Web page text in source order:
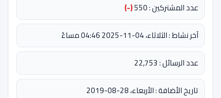
عدد المشتركين : 550
(-)
آخر نشاط : الثلاثاء، 04-11-2025 04:46 مساءً
عدد الرسائل : 22,753
تاريخ الأضافة : الأربعاء، 28-08-2019